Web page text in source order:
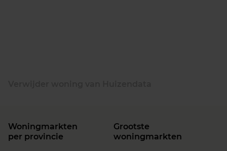
Woningmarkten
per provincie
Grootste
woningmarkten